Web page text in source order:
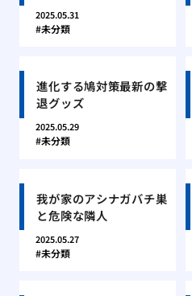
2025.05.31
未分類
進化する鳩対策最新の撃
退グッズ
2025.05.29
未分類
我が家のアシナガバチ巣
と危険な隣人
2025.05.27
未分類